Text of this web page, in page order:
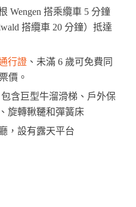
Wengen 搭乘纜車 5 分鐘
搭纜車 20 分鐘）抵達
行證、未滿 6 歲可免費同
價。
含巨型牛溜滑梯、戶外保
旋轉鞦韆和彈簧床
，設有露天平台